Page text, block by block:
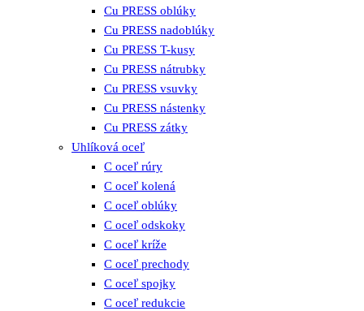
Cu PRESS oblúky
Cu PRESS nadoblúky
Cu PRESS T-kusy
Cu PRESS nátrubky
Cu PRESS vsuvky
Cu PRESS nástenky
Cu PRESS zátky
Uhlíková oceľ
C oceľ rúry
C oceľ kolená
C oceľ oblúky
C oceľ odskoky
C oceľ kríže
C oceľ prechody
C oceľ spojky
C oceľ redukcie